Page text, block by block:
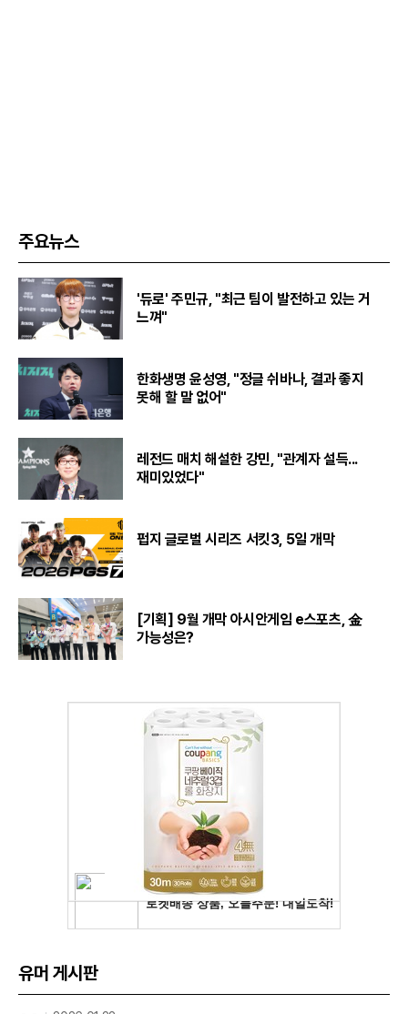
주요뉴스
'듀로' 주민규, "최근 팀이 발전하고 있는 거
느껴"
한화생명 윤성영, "정글 쉬바나, 결과 좋지
못해 할 말 없어"
레전드 매치 해설한 강민, "관계자 설득...
재미있었다"
펍지 글로벌 시리즈 서킷3, 5일 개막
[기획] 9월 개막 아시안게임 e스포츠, 金
가능성은?
유머 게시판